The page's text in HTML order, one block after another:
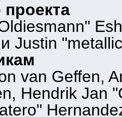
Justin
van Geffen,
Hendrik Jan